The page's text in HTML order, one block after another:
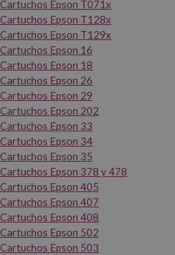
Cartuchos Epson T071x
Cartuchos Epson T128x
Cartuchos Epson T129x
Cartuchos Epson 16
Cartuchos Epson 18
Cartuchos Epson 26
Cartuchos Epson 29
Cartuchos Epson 202
Cartuchos Epson 33
Cartuchos Epson 34
Cartuchos Epson 35
Cartuchos Epson 378 y 478
Cartuchos Epson 405
Cartuchos Epson 407
Cartuchos Epson 408
Cartuchos Epson 502
Cartuchos Epson 503